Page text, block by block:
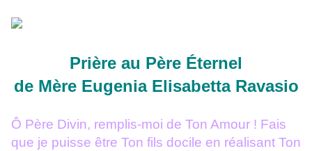
Prière au Père Éternel
de Mère Eugenia Elisabetta Ravasio
Ô Père Divin, remplis-moi de Ton Amour ! Fais
que je puisse être Ton fils docile en réalisant Ton